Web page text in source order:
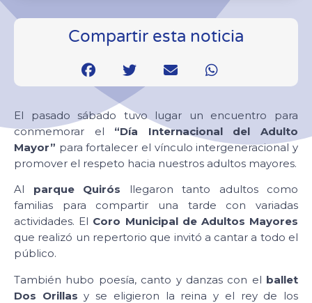
Compartir esta noticia
El pasado sábado tuvo lugar un encuentro para
conmemorar el “Día Internacional del Adulto
Mayor” para fortalecer el vínculo intergeneracional y
promover el respeto hacia nuestros adultos mayores.
Al parque Quirós llegaron tanto adultos como
familias para compartir una tarde con variadas
actividades. El Coro Municipal de Adultos Mayores
que realizó un repertorio que invitó a cantar a todo el
público.
También hubo poesía, canto y danzas con el ballet
Dos Orillas y se eligieron la reina y el rey de los